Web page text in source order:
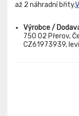
až 2 náhradní břity.
Výrobce /
750 02 Přerov,
CZ61973939,